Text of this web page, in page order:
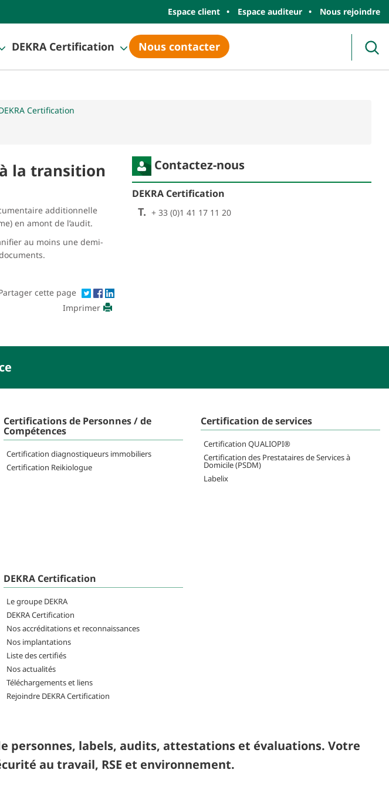
Espace client Espace auditeur Nous rejoindre
DEKRA Certification Nous contacter
Certification
la transition
additionnelle
en amont de l’audit.
au moins une demi-
cette page
Imprimer
Contactez-nous
DEKRA Certification
T. + 33 (0)1 41 17 11 20
Certifications de Personnes / de
Compétences
Certification diagnostiqueurs immobiliers
Certification Reikiologue
Certification de services
Certification QUALIOPI®
Certification des Prestataires de Services à
Domicile (PSDM)
Labelix
DEKRA Certification
Le groupe DEKRA
DEKRA Certification
Nos accréditations et reconnaissances
Nos implantations
Liste des certifiés
Nos actualités
Téléchargements et liens
Rejoindre DEKRA Certification
personnes, labels, audits, attestations et évaluations. Votre
au travail, RSE et environnement.